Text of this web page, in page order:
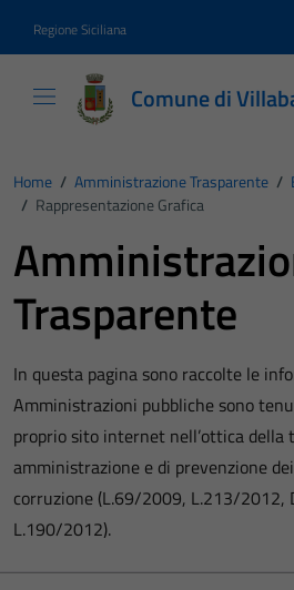
Regione Siciliana
Comune di
Home / Amministrazione Trasparente /
/ Rappresentazione Grafica
Trasparente
In questa pagina sono raccolte le
Amministrazioni pubbliche sono
proprio sito internet nell’ottica della
amministrazione e di prevenzione
corruzione (L.69/2009, L.213/2012,
L.190/2012).